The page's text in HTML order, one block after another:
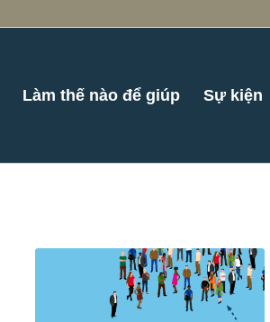
Làm thế nào để giúp Sự kiện